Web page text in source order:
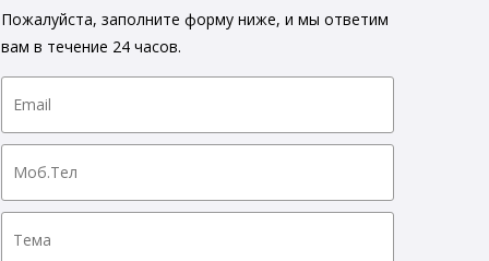
Пожалуйста, заполните форму ниже, и мы ответим
вам в течение 24 часов.